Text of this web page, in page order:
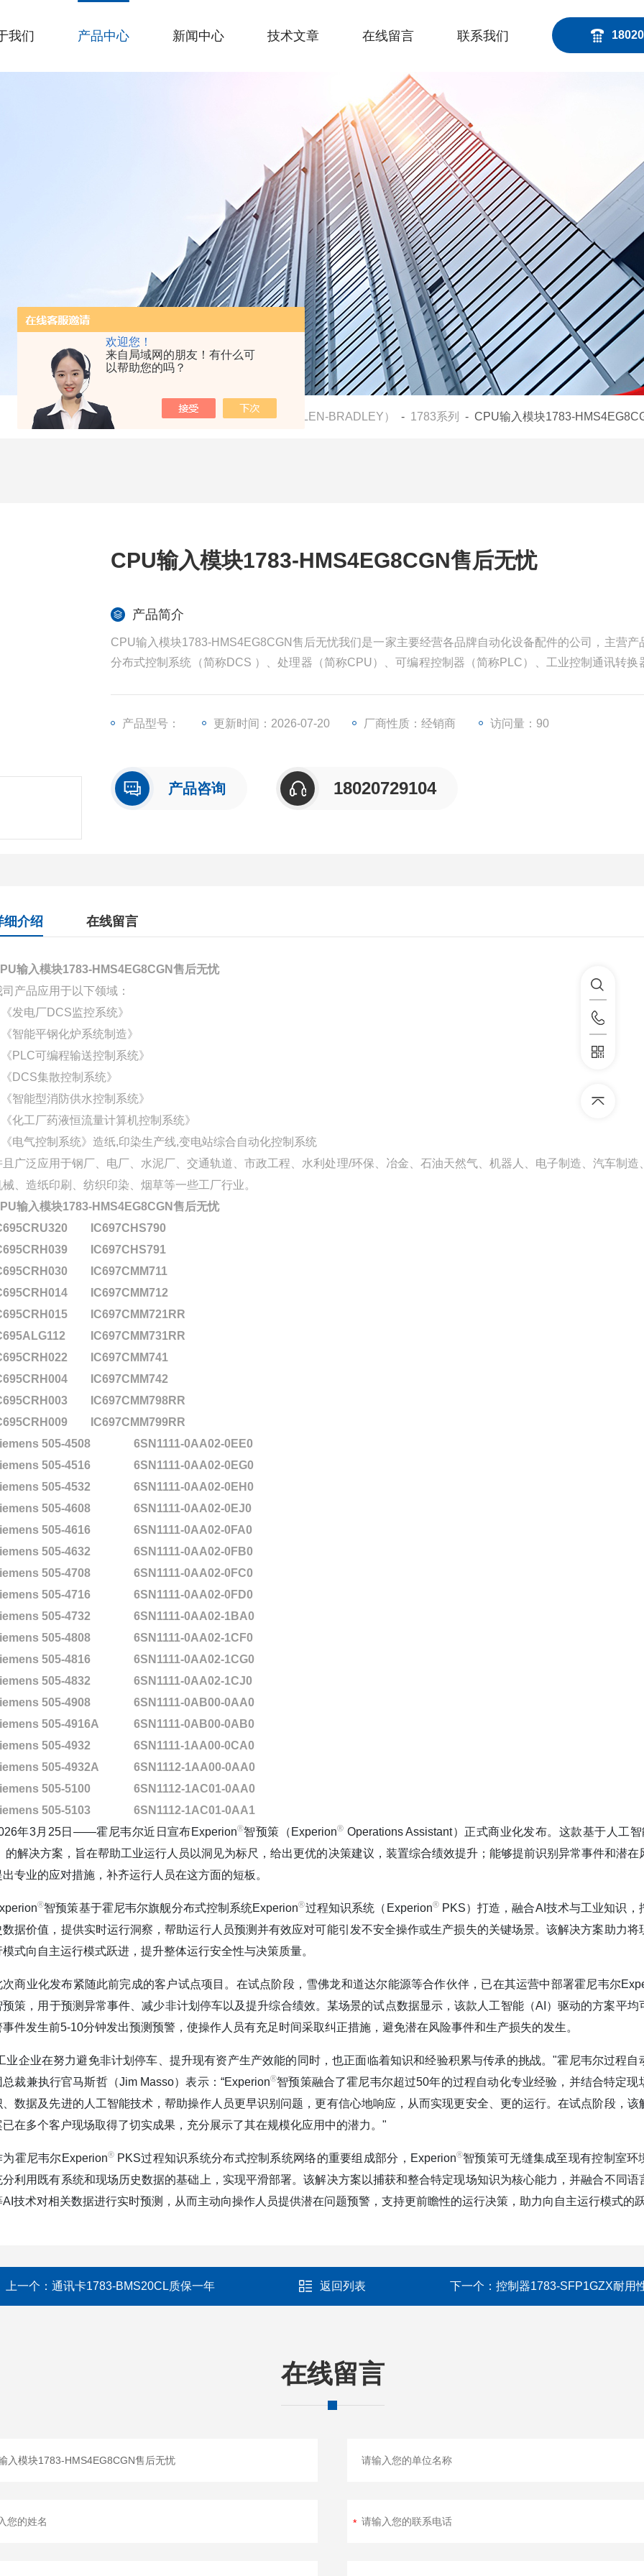
欢迎您！
来自局域网的朋友！有什么可
以帮助您的吗？
我们 产品中心 新闻中心 技术文章 在线留言 联系我们
当前位置： 首页-产品中心-AB（ALLEN-BRADLEY） - 1783系列 - CPU输入模块1783-
CPU输入模块1783-HMS4EG8CGN售后无忧
产品简介
CPU输入模块1783-HMS4EG8CGN售后无忧我们是一家主要经营各品牌自动化设备配件的公司，主营产
分布式控制系统（简称DCS ）、处理器（简称CPU）、可编程控制器（简称PLC）、工业控制通讯转换
产品型号： 更新时间：2026-07-20 厂商性质：经销商 访问量：90
产品咨询 18020729104
细介绍 在线留言
输入模块1783-HMS4EG8CGN售后无忧
司产品应用于以下领域：
发电厂DCS监控系统》
智能平钢化炉系统制造》
PLC可编程输送控制系统》
DCS集散控制系统》
智能型消防供水控制系统》
化工厂药液恒流量计算机控制系统》
电气控制系统》造纸,印染生产线,变电站综合自动化控制系统
且广泛应用于钢厂、电厂、水泥厂、交通轨道、市政工程、水利处理/环保、冶金、石油天然气、机器人、电子制造、汽车制造
械、造纸印刷、纺织印染、烟草等一些工厂行业。
输入模块1783-HMS4EG8CGN售后无忧
IC697CHS790
IC697CHS791
IC697CMM711
IC697CMM712
IC697CMM721RR
IC697CMM731RR
IC697CMM741
IC697CMM742
IC697CMM798RR
IC697CMM799RR
505-4508
6SN1111-0AA02-0EE0
505-4516
6SN1111-0AA02-0EG0
505-4532
6SN1111-0AA02-0EH0
505-4608
6SN1111-0AA02-0EJ0
505-4616
6SN1111-0AA02-0FA0
505-4632
6SN1111-0AA02-0FB0
505-4708
6SN1111-0AA02-0FC0
505-4716
6SN1111-0AA02-0FD0
505-4732
6SN1111-0AA02-1BA0
505-4808
6SN1111-0AA02-1CF0
505-4816
6SN1111-0AA02-1CG0
505-4832
6SN1111-0AA02-1CJ0
505-4908
6SN1111-0AB00-0AA0
505-4916A
6SN1111-0AB00-0AB0
505-4932
6SN1111-1AA00-0CA0
505-4932A
6SN1112-1AA00-0AA0
505-5100
6SN1112-1AC01-0AA0
505-5103
6SN1112-1AC01-0AA1
年3月25日——霍尼韦尔近日宣布Experion®️智预策（Experion®️ Operations Assistant）正式商业化发布。这款基于人工
的解决方案，旨在帮助工业运行人员以洞见为标尺，给出更优的决策建议，装置综合绩效提升；能够提前识别异常事件和潜在
出专业的应对措施，补齐运行人员在这方面的短板。
®️智预策基于霍尼韦尔旗舰分布式控制系统Experion®️过程知识系统（Experion®️PKS）打造，融合AI技术与工业知识，
数据价值，提供实时运行洞察，帮助运行人员预测并有效应对可能引发不安全操作或生产损失的关键场景。该解决方案助力将
模式向自主运行模式跃进，提升整体运行安全性与决策质量。
次商业化发布紧随此前完成的客户试点项目。在试点阶段，雪佛龙和道达尔能源等合作伙伴，已在其运营中部署霍尼韦尔
预策，用于预测异常事件、减少非计划停车以及提升综合绩效。某场景的试点数据显示，该款人工智能（AI）驱动的方案平均
事件发生前5-10分钟发出预测预警，使操作人员有充足时间采取纠正措施，避免潜在风险事件和生产损失的发生。
业企业在努力避免非计划停车、提升现有资产生产效能的同时，也正面临着知识和经验积累与传承的挑战。"霍尼韦尔过程自
总裁兼执行官马斯哲（Jim Masso）表示：“Experion®️智预策融合了霍尼韦尔超过50年的过程自动化专业经验，并结合特定现
、数据及先进的人工智能技术，帮助操作人员更早识别问题，更有信心地响应，从而实现更安全、更的运行。在试点阶段，该
已在多个客户现场取得了切实成果，充分展示了其在规模化应用中的潜力。"
为霍尼韦尔Experion®️PKS过程知识系统分布式控制系统网络的重要组成部分，Experion®️智预策可无缝集成至现有控制室环
分利用既有系统和现场历史数据的基础上，实现平滑部署。该解决方案以捕获和整合特定现场知识为核心能力，并融合不同语
AI技术对相关数据进行实时预测，从而主动向操作人员提供潜在问题预警，支持更前瞻性的运行决策，助力向自主运行模式的
上一个： 通讯卡1783-BMS20CL质保一年 返回列表 下一个： 控制器1783-SFP1GZX耐用
在线留言